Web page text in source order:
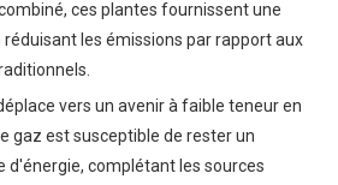
ces plantes fournissent une
les émissions par rapport aux
vers un avenir à faible teneur en
gaz est susceptible de rester un
d'énergie, complétant les sources